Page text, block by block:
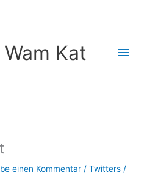
Wam Kat
einen Kommentar / Twitters /